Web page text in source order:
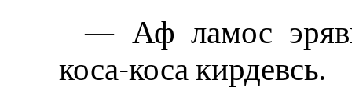
— Аф ламос
коса-коса кирдевсь.